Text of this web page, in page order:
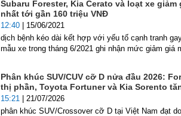
Subaru Forester, Kia Cerato và loạt xe
nhất tới gần 160 triệu VNĐ
12:40 | 15/06/2021
dịch bệnh kéo dài kết hợp với yếu tố cạnh tranh
mẫu xe trong tháng 6/2021 ghi nhận mức giảm giá
Phân khúc SUV/CUV cỡ D nửa đầu 2026:
thị phần, Toyota Fortuner và Kia Sorento
15:21 | 21/07/2026
phân khúc SUV/Crossover cỡ D tại Việt Nam đạt